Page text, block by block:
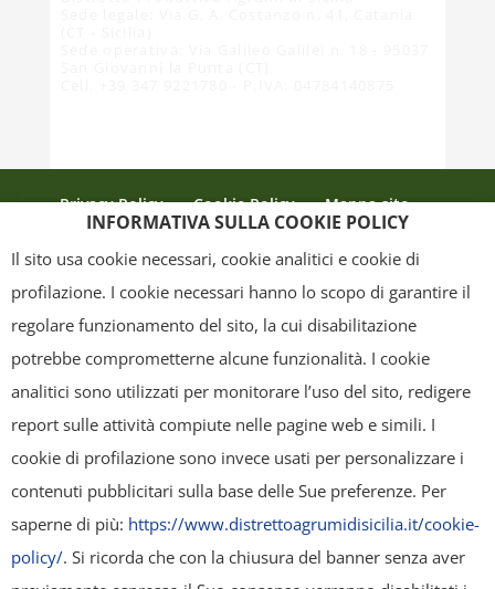
Privacy Policy Cookie Policy
Mappa sito
grafica ed il layout) sono di proprietà del "Distretto Produttivo Agrumi di
Sicilia" e tutelati dal diritto d’autore. È pertanto vietato copiarli,
pubblicarli, riscriverli, commercializzarli, distribuirli, anche soltanto in
parte. Tutti i documenti presenti su questo sito, disponibili gratuitamente
per il download, sono da intendere esclusivamente per uso personale.
Possono essere ridistribuiti, sempre gratuitamente e senza alcun fine
INFORMATIVA SULLA COOKIE POLICY
Il sito usa cookie necessari, cookie analitici e cookie di
profilazione. I cookie necessari hanno lo scopo di garantire il
regolare funzionamento del sito, la cui disabilitazione
potrebbe comprometterne alcune funzionalità. I cookie
analitici sono utilizzati per monitorare l’uso del sito, redigere
report sulle attività compiute nelle pagine web e simili. I
cookie di profilazione sono invece usati per personalizzare i
contenuti pubblicitari sulla base delle Sue preferenze. Per
saperne di più: https://www.distrettoagrumidisicilia.it/cookie-
policy/. Si ricorda che con la chiusura del banner senza aver